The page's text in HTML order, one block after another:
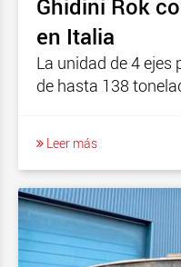
Ghidini Rok
en Italia
La unidad de 4
de hasta 138
Leer más